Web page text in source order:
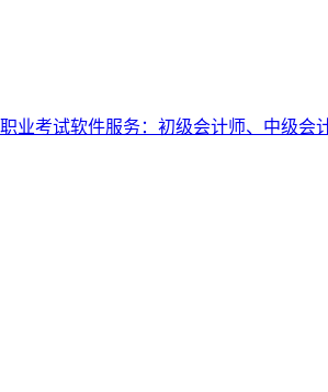
业考试软件服务：初级会计师、中级